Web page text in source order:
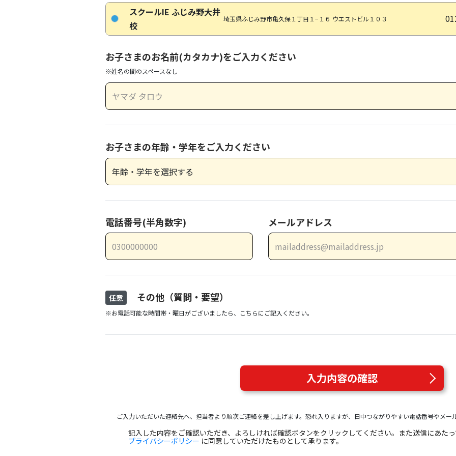
スクールIE ふじみ野大井
校
埼玉県ふじみ野市亀久保１丁目１−１６ ウエストビル１０３
お子さまのお名前(カタカナ)をご入力ください
※姓名の間のスペースなし
お子さまの年齢・学年をご入力ください
電話番号(半角数字) メールアドレス
任意 その他（質問・要望）
※お電話可能な時間帯・曜日がございましたら、こちらにご記入ください。
入力内容の確認
ご入力いただいた連絡先へ、担当者より順次ご連絡を差し上げます。恐れ入りますが、日中つながりやすい電話番号やメー
記入した内容をご確認いただき、よろしければ確認ボタンをクリックしてください。また送信にあた
プライバシーポリシー に同意していただけたものとして承ります。